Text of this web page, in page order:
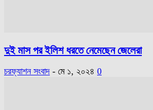
দুই মাস পর ইলিশ ধরতে নেমেছেন জেলেরা
চরফ্যাশন সংবাদ - মে ১, ২০২৪ 0